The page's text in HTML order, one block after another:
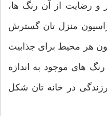
و رضایت از آن رنگ ها،
منزل تان گسترش
هر محیط برای جذابیت
20 درصد از رنگ های موجود به اندازه
در خانه تان شکل